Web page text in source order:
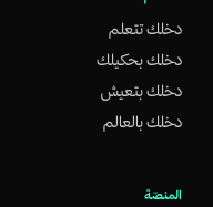
دخلك تتعلم
دخلك بحكيلك
دخلك بتعيش
دخلك بالعالم
المنصّة